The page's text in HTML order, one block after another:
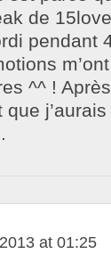
de
pendant
^^ !
que
at 01:25